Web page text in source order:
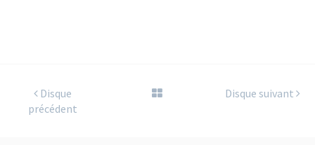
Disque
précédent
Disque suivant